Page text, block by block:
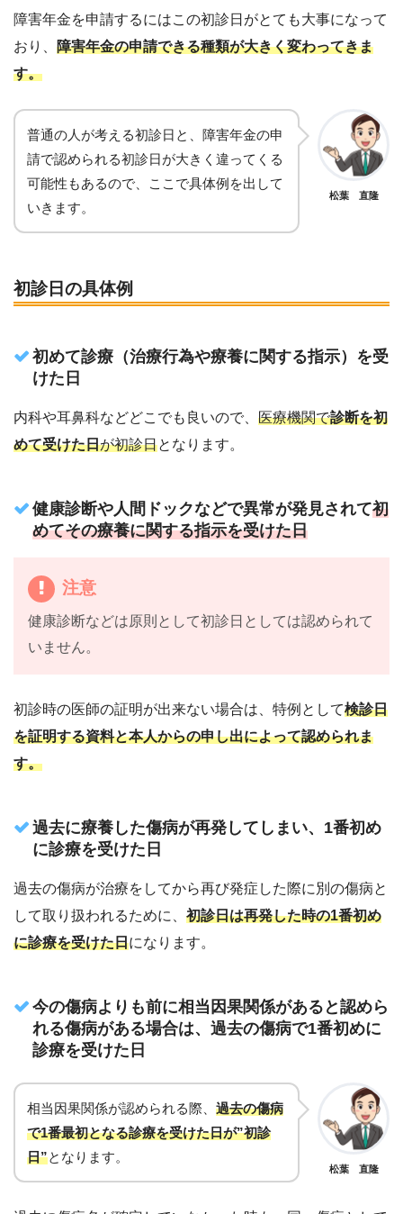
障害年金を申請するにはこの初診日がとても大事になって
おり、 障害年金の申請できる種類が大きく変わってきま
す。
普通の人が考える初診日と、障害年金の申
請で認められる初診日が大きく違ってくる
可能性もあるので、ここで具体例を出して
いきます。
松葉 直隆
初診日の具体例
初めて診療（治療行為や療養に関する指示）を受
けた日
内科や耳鼻科などどこでも良いので 医療機関で診断を初
めて受けた日が初診日となります。
健康診断や人間ドックなどで異常が発見されて初
めてその療養に関する指示を受けた日
注意
健康診断などは原則として初診日としては認められて
いません。
初診時の医師の証明が出来ない場合は、特例として検診日
を証明する資料と本人からの申し出によって認められま
す。
過去に療養した傷病が再発してしまい、1番初め
に診療を受けた日
過去の傷病が治療をしてから再び発症した際に別の傷病と
して取り扱われるために、 初診日は再発した時の1番初め
に診療を受けた日になります。
今の傷病よりも前に相当因果関係があると認めら
れる傷病がある場合は、過去の傷病で1番初めに
診療を受けた日
相当因果関係が認められる際、 過去の傷病
で1番最初となる診療を受けた日が”初診
日”となります。
松葉 直隆